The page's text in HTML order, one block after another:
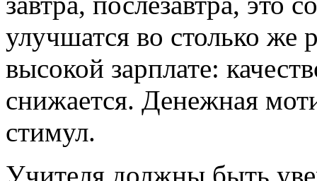
улучшатся во столько же
высокой зарплате:
снижается. Денежная
стимул.
Учителя должны быть